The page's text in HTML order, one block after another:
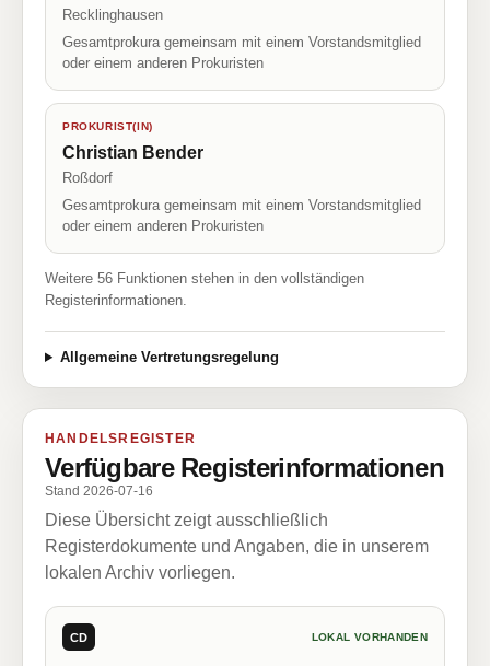
Recklinghausen
Gesamtprokura gemeinsam mit einem Vorstandsmitglied
oder einem anderen Prokuristen
PROKURIST(IN)
Christian Bender
Roßdorf
Gesamtprokura gemeinsam mit einem Vorstandsmitglied
oder einem anderen Prokuristen
Weitere 56 Funktionen stehen in den vollständigen
Registerinformationen.
Allgemeine Vertretungsregelung
HANDELSREGISTER
Verfügbare Registerinformationen
Stand 2026-07-16
Diese Übersicht zeigt ausschließlich
Registerdokumente und Angaben, die in unserem
lokalen Archiv vorliegen.
CD LOKAL VORHANDEN